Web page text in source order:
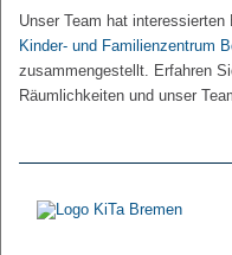
Unser Team hat interessierten
Kinder- und Familienzentrum
zusammengestellt. Erfahren
Räumlichkeiten und unser